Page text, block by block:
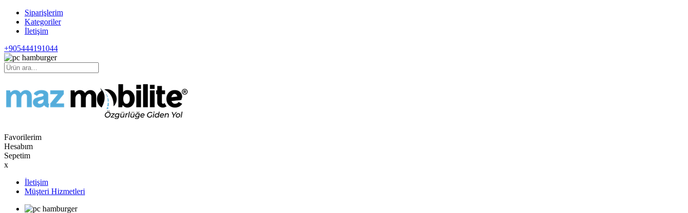
Siparişlerim
Kategoriler
İletişim
+905444191044
Favorilerim
Hesabım
Sepetim
x
İletişim
Müşteri Hizmetleri